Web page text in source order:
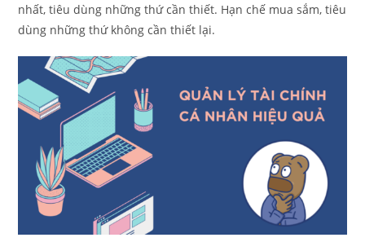
nhất, tiêu dùng những thứ cần thiết. Hạn chế mua sắm, tiêu
dùng những thứ không cần thiết lại.